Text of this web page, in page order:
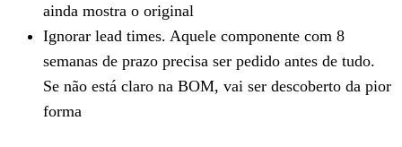
ainda mostra o original
Ignorar lead times. Aquele componente com 8
semanas de prazo precisa ser pedido antes de tudo.
Se não está claro na BOM, vai ser descoberto da pior
forma